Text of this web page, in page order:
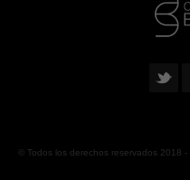
© Todos los derechos reservados 2018 -